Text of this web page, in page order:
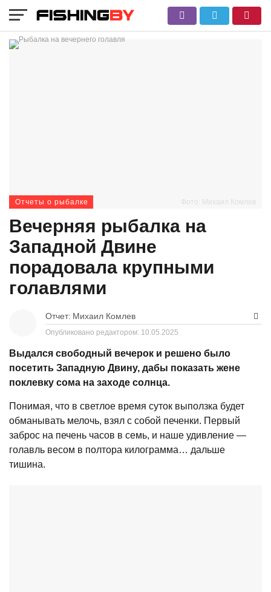
Фото: Михаил Комлев
Отчеты о рыбалке
Вечерняя рыбалка на
Западной Двине
порадовала крупными
голавлями
Отчет: Михаил Комлев
Опубликовано редактором: 10.05.2025
Выдался свободный вечерок и решено было
посетить Западную Двину, дабы показать жене
поклевку сома на заходе солнца.
Понимая, что в светлое время суток выползка будет
обманывать мелочь, взял с собой печенки. Первый
заброс на печень часов в семь, и наше удивление —
голавль весом в полтора килограмма… дальше
тишина.